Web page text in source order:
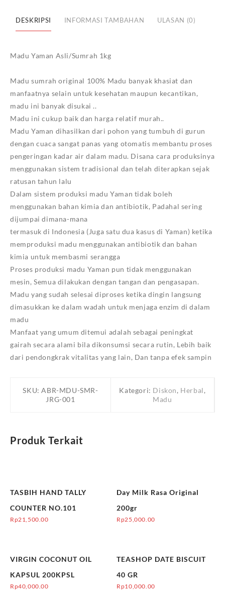
DESKRIPSI INFORMASI TAMBAHAN ULASAN (0)
Madu Yaman Asli/Sumrah 1kg
Madu sumrah original 100% Madu banyak khasiat dan
manfaatnya selain untuk kesehatan maupun kecantikan,
madu ini banyak disukai ..
Madu ini cukup baik dan harga relatif murah..
Madu Yaman dihasilkan dari pohon yang tumbuh di gurun
dengan cuaca sangat panas yang otomatis membantu proses
pengeringan kadar air dalam madu. Disana cara produksinya
menggunakan sistem tradisional dan telah diterapkan sejak
ratusan tahun lalu
Dalam sistem produksi madu Yaman tidak boleh
menggunakan bahan kimia dan antibiotik, Padahal sering
dijumpai dimana-mana
termasuk di Indonesia (Juga satu dua kasus di Yaman) ketika
memproduksi madu menggunakan antibiotik dan bahan
kimia untuk membasmi serangga
Proses produksi madu Yaman pun tidak menggunakan
mesin, Semua dilakukan dengan tangan dan pengasapan.
Madu yang sudah selesai diproses ketika dingin langsung
dimasukkan ke dalam wadah untuk menjaga enzim di dalam
madu
Manfaat yang umum ditemui adalah sebagai peningkat
gairah secara alami bila dikonsumsi secara rutin, Lebih baik
dari pendongkrak vitalitas yang lain, Dan tanpa efek sampin
SKU:ABR-MDU-SMR-
JRG-001
Kategori: Diskon, Herbal,
Madu
Produk Terkait
TASBIH HAND TALLY
COUNTER NO.101
Rp21,500.00
Day Milk Rasa Original
200gr
Rp25,000.00
VIRGIN COCONUT OIL
KAPSUL 200KPSL
Rp40,000.00
TEASHOP DATE BISCUIT
40 GR
Rp10,000.00